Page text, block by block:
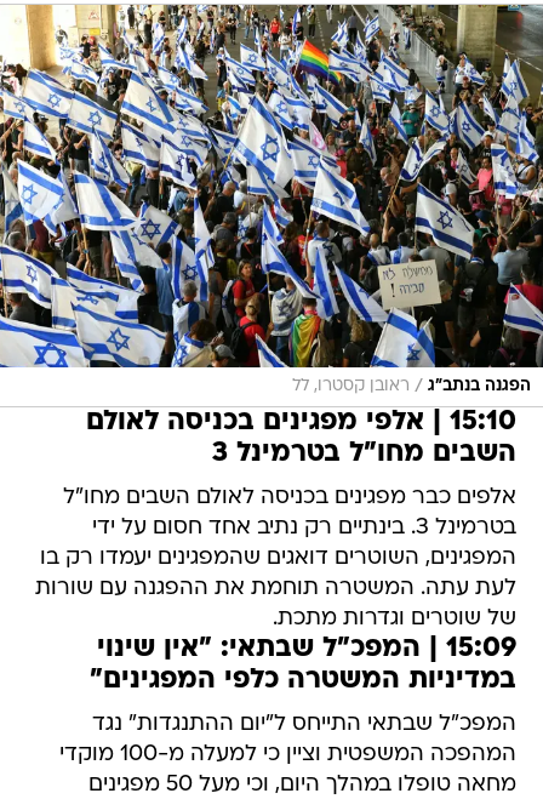
הפגנה בנתב"ג / ראובן קסטרו, לל
15:10 | אלפי מפגינים בכניסה לאולם
השבים מחו"ל בטרמינל 3
אלפים כבר מפגינים בכניסה לאולם השבים מחו"ל
בטרמינל 3. בינתיים רק נתיב אחד חסום על ידי
המפגינים, השוטרים דואגים שהמפגינים יעמדו רק בו
לעת עתה. המשטרה תוחמת את ההפגנה עם שורות
של שוטרים וגדרות מתכת.
15:09 | המפכ"ל שבתאי: "אין שינוי
במדיניות המשטרה כלפי המפגינים"
המפכ"ל שבתאי התייחס ל"יום ההתנגדות" נגד
המהפכה המשפטית וציין כי למעלה מ-100 מוקדי
מחאה טופלו במהלך היום, וכי מעל 50 מפגינים